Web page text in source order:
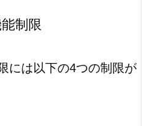
制限
には以下の4つの制限が